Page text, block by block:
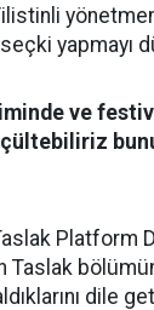
yapmayı
ve
Platform
Taslak
dile